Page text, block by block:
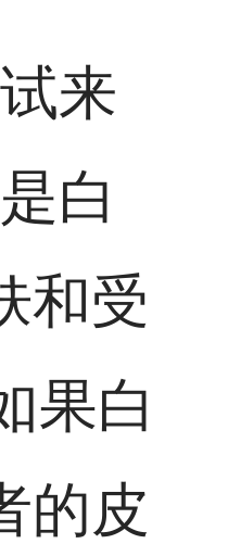
来
白
和受
果白
的皮